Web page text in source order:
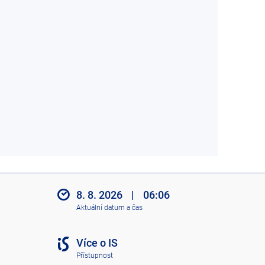
8. 8. 2026 | 06:06
Aktuální datum a čas
Více o IS
Přístupnost